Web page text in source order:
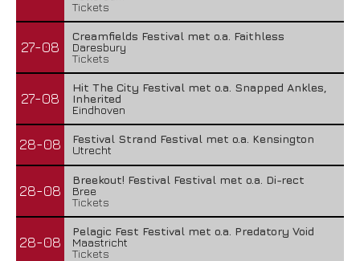
Tickets
27-08
Creamfields Festival met o.a. Faithless
Daresbury
Tickets
27-08
Hit The City Festival met o.a. Snapped Ankles,
Inherited
Eindhoven
28-08
Festival Strand Festival met o.a. Kensington
Utrecht
28-08
Breekout! Festival Festival met o.a. Di-rect
Bree
Tickets
28-08
Pelagic Fest Festival met o.a. Predatory Void
Maastricht
Tickets